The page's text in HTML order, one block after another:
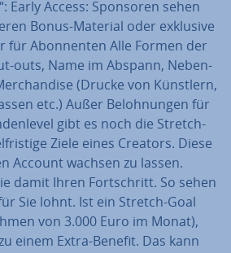
Early Access: Sponsoren sehen
Bonus-Material oder exklusive
für Abon­nen­ten Alle Formen der
outs, Name im Abspann, Ne­ben­
(Drucke von Künstlern,
etc.) Außer Be­loh­nun­gen für
gibt es noch die Stretch-
Ziele eines Creators. Diese
Account wachsen zu lassen.
damit Ihren Fort­schritt. So sehen
Sie lohnt. Ist ein Stretch-Goal
von 3.000 Euro im Monat),
einem Extra-Benefit. Das kann